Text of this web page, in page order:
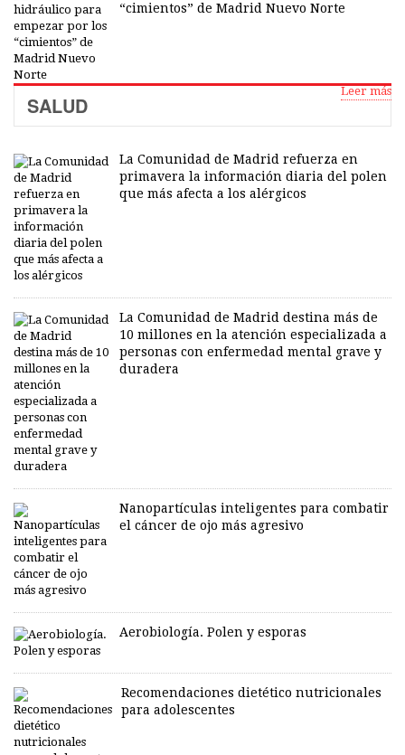
“cimientos” de Madrid Nuevo Norte
Leer más
SALUD
La Comunidad de Madrid refuerza en
primavera la información diaria del polen
que más afecta a los alérgicos
La Comunidad de Madrid destina más de
10 millones en la atención especializada a
personas con enfermedad mental grave y
duradera
Nanopartículas inteligentes para combatir
el cáncer de ojo más agresivo
Aerobiología. Polen y esporas
Recomendaciones dietético nutricionales
para adolescentes